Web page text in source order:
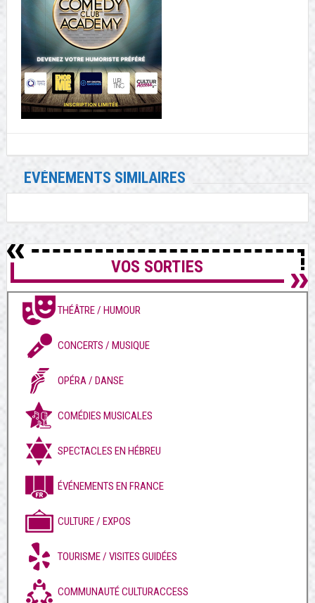
EVÉNEMENTS SIMILAIRES
VOS SORTIES
THÉÂTRE / HUMOUR
CONCERTS / MUSIQUE
OPÉRA / DANSE
COMÉDIES MUSICALES
SPECTACLES EN HÉBREU
ÉVÉNEMENTS EN FRANCE
CULTURE / EXPOS
TOURISME / VISITES GUIDÉES
COMMUNAUTÉ CULTURACCESS